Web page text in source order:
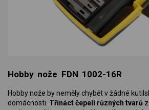
Hobby nože FDN 1002-16R
Hobby nože by neměly chybět v žádné
domácnosti. Třináct čepelí různých tvarů